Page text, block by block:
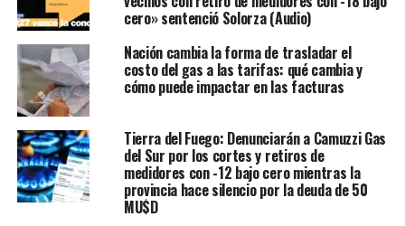
cero» sentenció Solorza (Audio)
Nación cambia la forma de trasladar el
costo del gas a las tarifas: qué cambia y
cómo puede impactar en las facturas
Tierra del Fuego: Denunciarán a Camuzzi Gas
del Sur por los cortes y retiros de
medidores con -12 bajo cero mientras la
provincia hace silencio por la deuda de 50
MU$D